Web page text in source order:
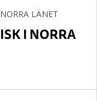
I NORRA